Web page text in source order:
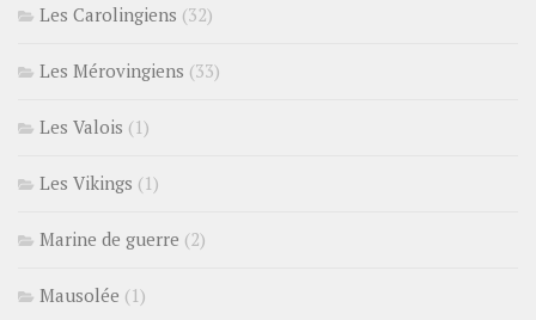
Les Carolingiens (32)
Les Mérovingiens (33)
Les Valois (1)
Les Vikings (1)
Marine de guerre (2)
Mausolée (1)